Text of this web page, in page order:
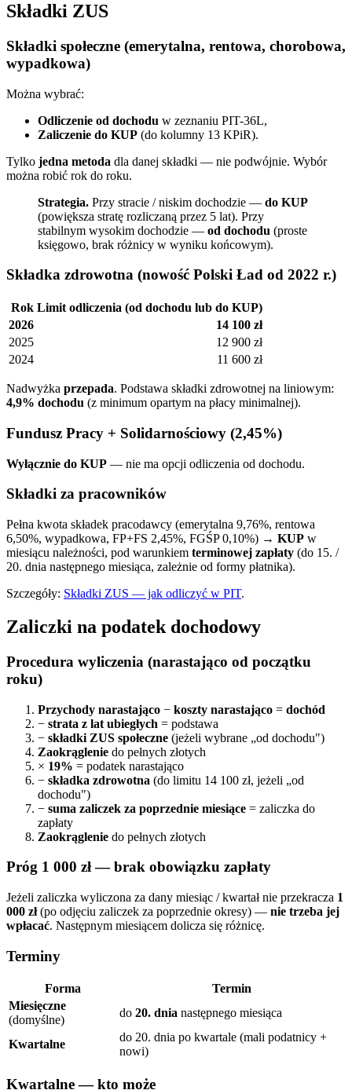
Składki ZUS
Składki społeczne (emerytalna, rentowa, chorobowa,
wypadkowa)
Można wybrać:
Odliczenie od dochodu w zeznaniu PIT-36L,
Zaliczenie do KUP (do kolumny 13 KPiR).
Tylko jedna metoda dla danej składki — nie podwójnie. Wybór
można robić rok do roku.
Strategia. Przy stracie / niskim dochodzie — do KUP
(powiększa stratę rozliczaną przez 5 lat). Przy
stabilnym wysokim dochodzie — od dochodu (proste
księgowo, brak różnicy w wyniku końcowym).
Składka zdrowotna (nowość Polski Ład od 2022 r.)
Rok Limit odliczenia (od dochodu lub do KUP)
2026
14 100 zł
2025
12 900 zł
2024
11 600 zł
Nadwyżka przepada. Podstawa składki zdrowotnej na liniowym:
4,9% dochodu (z minimum opartym na płacy minimalnej).
Fundusz Pracy + Solidarnościowy (2,45%)
Wyłącznie do KUP — nie ma opcji odliczenia od dochodu.
Składki za pracowników
Pełna kwota składek pracodawcy (emerytalna 9,76%, rentowa
6,50%, wypadkowa, FP+FS 2,45%, FGŚP 0,10%) → KUP w
miesiącu należności, pod warunkiem terminowej zapłaty (do 15. /
20. dnia następnego miesiąca, zależnie od formy płatnika).
Szczegóły: Składki ZUS — jak odliczyć w PIT.
Zaliczki na podatek dochodowy
Procedura wyliczenia (narastająco od początku
roku)
Przychody narastająco − koszty narastająco = dochód
− strata z lat ubiegłych = podstawa
− składki ZUS społeczne (jeżeli wybrane „od dochodu")
Zaokrąglenie do pełnych złotych
× 19% = podatek narastająco
− składka zdrowotna (do limitu 14 100 zł, jeżeli „od
dochodu")
− suma zaliczek za poprzednie miesiące = zaliczka do
zapłaty
Zaokrąglenie do pełnych złotych
Próg 1 000 zł — brak obowiązku zapłaty
Jeżeli zaliczka wyliczona za dany miesiąc / kwartał nie przekracza 1
000 zł(po odjęciu zaliczek za poprzednie okresy) — nie trzeba jej
wpłacać. Następnym miesiącem dolicza się różnicę.
Terminy
Forma
Termin
Miesięczne
(domyślne)
do 20. dnia następnego miesiąca
Kwartalne
do 20. dnia po kwartale (mali podatnicy +
nowi)
Kwartalne — kto może